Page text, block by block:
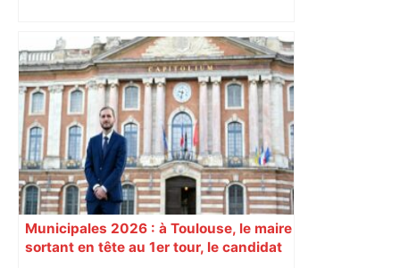
Près de Toulouse : dans cette zone
économique, un axe majeur va être
fermé en fin de soirée, voici les
déviations – Actu.fr
Municipales 2026 : à Toulouse, le maire
sortant en tête au 1er tour, le candidat